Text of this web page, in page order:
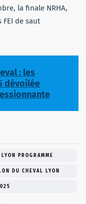
la finale NRHA,
de saut
: les
dévoilée
PROGRAMME
DU CHEVAL LYON